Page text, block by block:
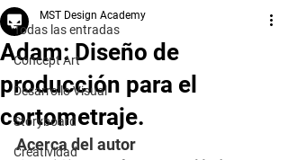
Todas las entradas
Concept Art
Desarrollo Visual
Storyboard
Creatividad
Adam: Diseño de
producción para el
cortometraje.
MST Design Academy
Acerca del autor